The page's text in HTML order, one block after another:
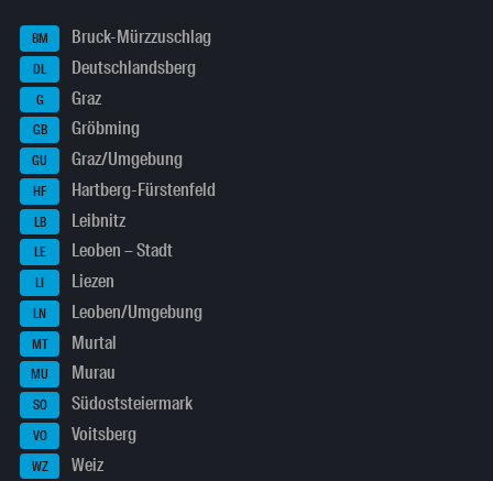
BM Bruck-Mürzzuschlag
DL Deutschlandsberg
G Graz
GB Gröbming
GU Graz/Umgebung
HF Hartberg-Fürstenfeld
LB Leibnitz
LE Leoben – Stadt
LI Liezen
LN Leoben/Umgebung
MT Murtal
MU Murau
SO Südoststeiermark
VO Voitsberg
WZ Weiz